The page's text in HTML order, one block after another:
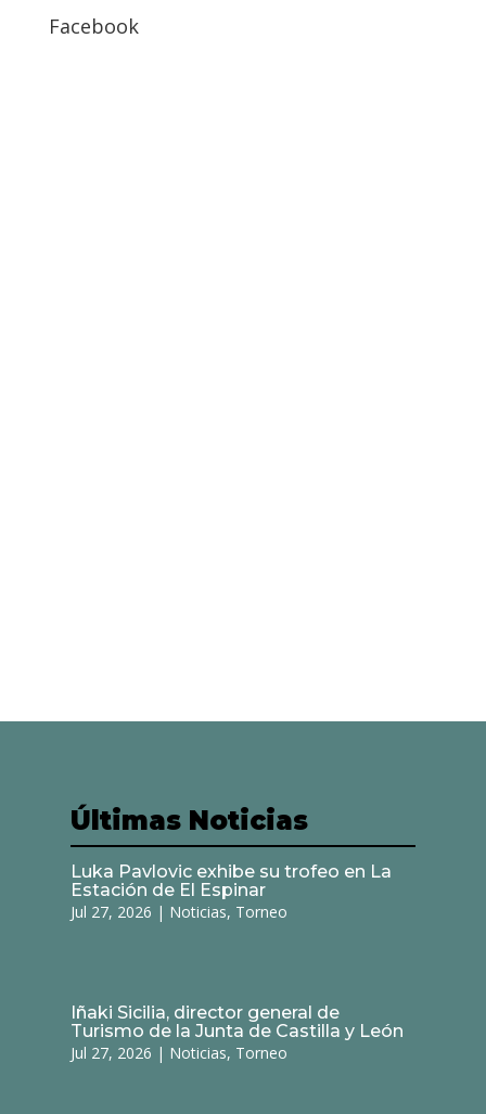
Facebook
Últimas Noticias
Luka Pavlovic exhibe su trofeo en La
Estación de El Espinar
Jul 27, 2026 | Noticias, Torneo
Iñaki Sicilia, director general de
Turismo de la Junta de Castilla y León
Jul 27, 2026 | Noticias, Torneo